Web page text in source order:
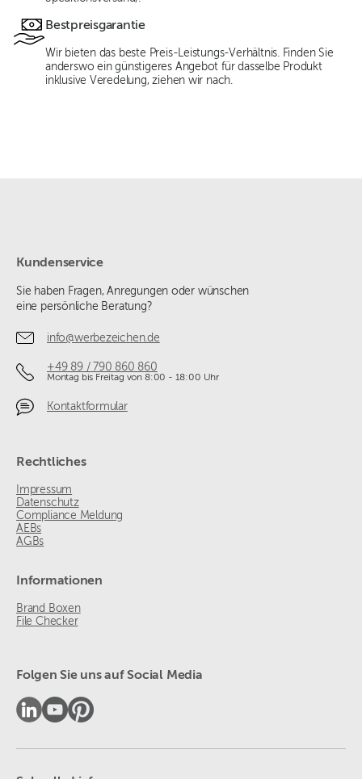
Bestpreisgarantie
Wir bieten das beste Preis-Leistungs-Verhältnis. Finden Sie
anderswo ein günstigeres Angebot für dasselbe Produkt
inklusive Veredelung, ziehen wir nach.
Kundenservice
Sie haben Fragen, Anregungen oder wünschen
eine persönliche Beratung?
info@werbezeichen.de
+49 89 / 790 860 860
Montag bis Freitag von 8:00 - 18:00 Uhr
Kontaktformular
Rechtliches
Impressum
Datenschutz
Compliance Meldung
AEBs
AGBs
Informationen
Brand Boxen
File Checker
Folgen Sie uns auf Social Media